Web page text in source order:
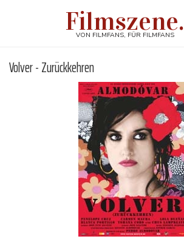
Filmszene.
VON FILMFANS, FÜR FILMFANS
Volver - Zurückkehren